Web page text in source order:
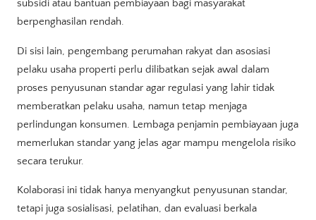
subsidi atau bantuan pembiayaan bagi masyarakat
berpenghasilan rendah.
Di sisi lain, pengembang perumahan rakyat dan asosiasi
pelaku usaha properti perlu dilibatkan sejak awal dalam
proses penyusunan standar agar regulasi yang lahir tidak
memberatkan pelaku usaha, namun tetap menjaga
perlindungan konsumen. Lembaga penjamin pembiayaan juga
memerlukan standar yang jelas agar mampu mengelola risiko
secara terukur.
Kolaborasi ini tidak hanya menyangkut penyusunan standar,
tetapi juga sosialisasi, pelatihan, dan evaluasi berkala